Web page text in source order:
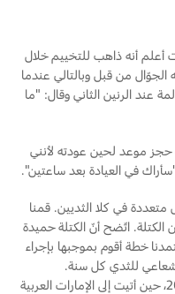
أعلم أنه ذاهب للتخييم خلال
من قبل وبالتالي عندما
عند الرنين الثاني وقال: "ما
موعد لحين عودته لأنني
في العيادة بعد ساعتين".
في كلا الثديين. قمنا
اتّضح أنّ الكتلة حميدة
خطة أقوم بموجبها بإجراء
للثدي كل سنة.
واستمرّيت على هذا المنوال حتى عام 2006، حين أتيت إلى الإمارات العربية